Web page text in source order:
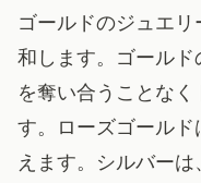
ゴールドのジュエ
和します。ゴール
を奪い合うことな
す。ローズゴール
えます。シルバー